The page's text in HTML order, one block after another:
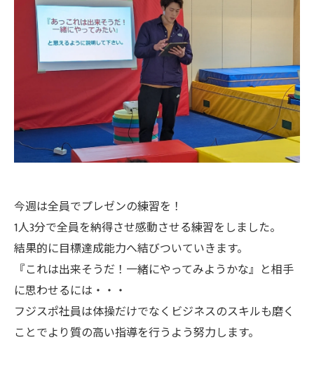
今週は全員でプレゼンの練習を！
1人3分で全員を納得させ感動させる練習をしました。
結果的に目標達成能力へ結びついていきます。
『これは出来そうだ！一緒にやってみようかな』と相手
に思わせるには・・・
フジスポ社員は体操だけでなくビジネスのスキルも磨く
ことでより質の高い指導を行うよう努力します。